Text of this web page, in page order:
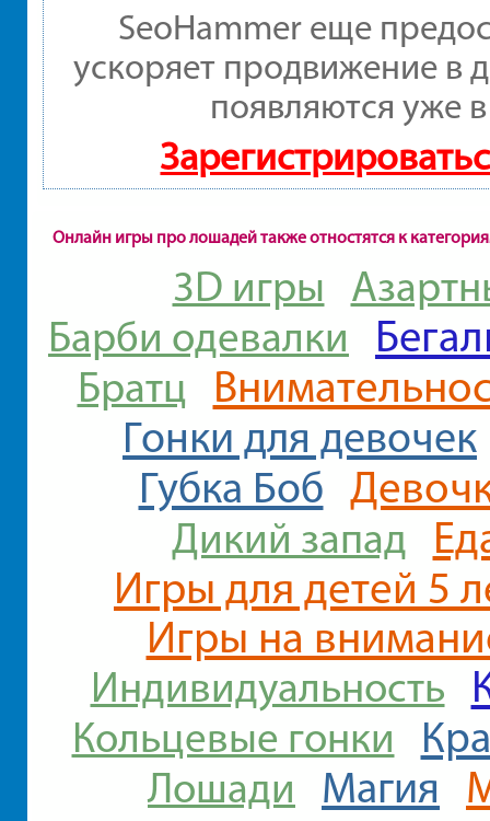
SeoHammer еще
ускоряет продвижение в
появляются уже
Онлайн игры про лошадей также отностятся к
3D игры
Барби одевалки
Братц
Гонки для девочек
Губка Боб
Дикий запад
Игры для детей 5
Игры на
Индивидуальность
Кольцевые гонки
Лошади Магия